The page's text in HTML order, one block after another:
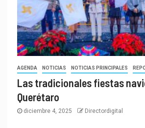
AGENDA NOTICIAS NOTICIAS PRINCIPALES
Las tradicionales fiestas
Querétaro
diciembre 4, 2025 Directordigital